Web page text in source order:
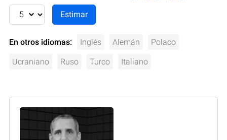
En otros idiomas: Inglés Alemán Polaco
Ucraniano Ruso Turco Italiano